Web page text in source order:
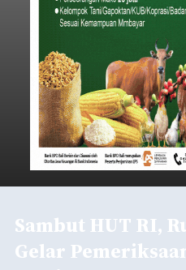
Sambut HUT RI,
Gelar